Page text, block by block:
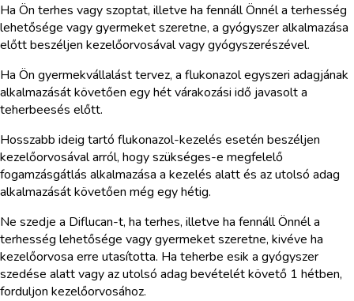
Ha Ön terhes vagy szoptat, illetve ha fennáll Önnél a terhesség
lehetősége vagy gyermeket szeretne, a gyógyszer alkalmazása
előtt beszéljen kezelőorvosával vagy gyógyszerészével.
Ha Ön gyermekvállalást tervez, a flukonazol egyszeri adagjának
alkalmazását követően egy hét várakozási idő javasolt a
teherbeesés előtt.
Hosszabb ideig tartó flukonazol-kezelés esetén beszéljen
kezelőorvosával arról, hogy szükséges-e megfelelő
fogamzásgátlás alkalmazása a kezelés alatt és az utolsó adag
alkalmazását követően még egy hétig.
Ne szedje a Diflucan-t, ha terhes, illetve ha fennáll Önnél a
terhesség lehetősége vagy gyermeket szeretne, kivéve ha
kezelőorvosa erre utasította. Ha teherbe esik a gyógyszer
szedése alatt vagy az utolsó adag bevételét követő 1 hétben,
forduljon kezelőorvosához.